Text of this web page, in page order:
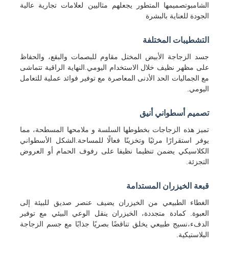
منزل
المنتجات
الشامبوتصميمها المتطور يجعلهم مثاليين لعلامات تجارية عالية
الجودة للعناية بالبشرة
التشطيبات المختلفة
جسد الزجاجة الأبيض المختل مقاوم للبصمات والبقع، والحفاظ
على مظهر نظيف خلال الاستخدام اليومي.النهاية الراقية تتماشى
مع الجماليات الحد الأدنى المعاصرة مع توفير فوائد عملية للتعامل
اليومي.
تصميم أسطواني أنيق
تميز هذه الزجاجات بخطوطها السلسة و ملامحها المسطحة، مما
يوفر استقرارًا مرئيًا وتخزينًا فعالًا للمساحة.الشكل الأسطواني
الكلاسيكي يضمن تنظيما نظيفا على رفوف الحمام أو العروض
التجزئة.
قبعة الخيزران المستدامة
الغطاء الطبيعي من الخيزران يضيف عنصر صديق للبيئة إلى
العبوة. كمادة متجددة، الخيزران ينقل الوعي البيئي مع توفير
الدفء،نسيج طبيعي يخلق تناقضًا بصريًا جذابًا مع جسم الزجاجة
البلاستيكية.